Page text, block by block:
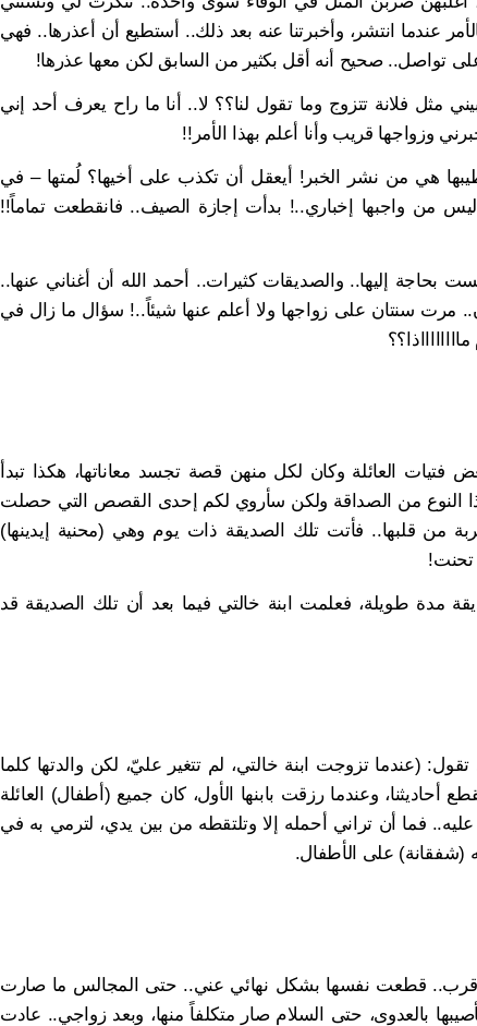
عندما انتشر، وأخبرتنا عنه بعد ذلك.. أستطيع أن أعذرها.. فهي
تواصل.. صحيح أنه أقل بكثير من السابق لكن معها عذرها!
مثل فلانة تتزوج وما تقول لنا؟؟ لا.. أنا ما راح يعرف أحد إني
وزواجها قريب وأنا أعلم بهذا الأمر!!
هي من نشر الخبر! أيعقل أن تكذب على أخيها؟ لُمتها – في
من واجبها إخباري..! بدأت إجازة الصيف.. فانقطعت تماماً!!
إليها.. والصديقات كثيرات.. أحمد الله أن أغناني عنها..
مرت سنتان على زواجها ولا أعلم عنها شيئاً..! سؤال ما زال في
العائلة وكان لكل منهن قصة تجسد معاناتها، هكذا تبدأ
من الصداقة ولكن سأروي لكم إحدى القصص التي حصلت
من قلبها.. فأتت تلك الصديقة ذات يوم وهي (محنية إيدينها)
تحنت!
مدة طويلة، فعلمت ابنة خالتي فيما بعد أن تلك الصديقة قد
(عندما تزوجت ابنة خالتي، لم تتغير عليّ، لكن والدتها كلما
وعندما رزقت بابنها الأول، كان جميع (أطفال) العائلة
فما أن تراني أحمله إلا وتلتقطه من بين يدي، لترمي به في
(شفقانة) على الأطفال.
قطعت نفسها بشكل نهائي عني.. حتى المجالس ما صارت
بالعدوى، حتى السلام صار متكلفاً منها، وبعد زواجي.. عادت